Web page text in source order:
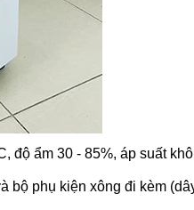
độ ẩm 30 - 85%, áp suất
bộ phụ kiện xông đi kèm